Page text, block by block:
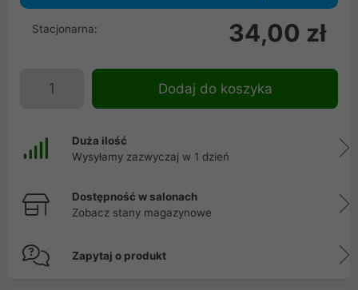
Stacjonarna: 34,00 zł
Dodaj do koszyka
Duża ilość
Wysyłamy zazwyczaj w 1 dzień
Dostępność w salonach
Zobacz stany magazynowe
Zapytaj o produkt